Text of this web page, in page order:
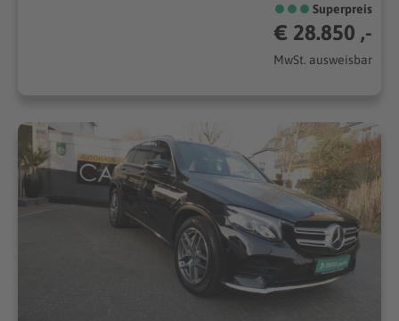
Superpreis
€ 28.850 ,-
MwSt. ausweisbar